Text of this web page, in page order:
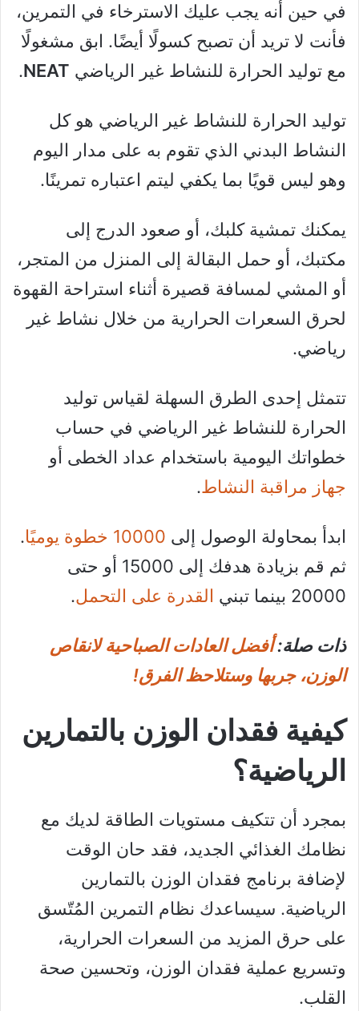
في حين أنه يجب عليك الاسترخاء في التمرين،
فأنت لا تريد أن تصبح كسولًا أيضًا. ابق مشغولًا
مع توليد الحرارة للنشاط غير الرياضي NEAT
.
توليد الحرارة للنشاط غير الرياضي هو كل
النشاط البدني الذي تقوم به على مدار اليوم
وهو ليس قويًا بما يكفي ليتم اعتباره تمرينًا.
يمكنك تمشية كلبك، أو صعود الدرج إلى
مكتبك، أو حمل البقالة إلى المنزل من المتجر،
أو المشي لمسافة قصيرة أثناء استراحة القهوة
لحرق السعرات الحرارية من خلال نشاط غير
رياضي.
تتمثل إحدى الطرق السهلة لقياس توليد
الحرارة للنشاط غير الرياضي في حساب
خطواتك اليومية باستخدام عداد الخطى أو
جهاز مراقبة النشاط.
ابدأ بمحاولة الوصول إلى 10000 خطوة يوميًا
.
ثم قم بزيادة هدفك إلى 15000 أو حتى
20000 بينما تبني
القدرة على التحمل.
ذات صلة:أفضل العادات الصباحية لانقاص
الوزن، جربها وستلاحظ الفرق!
كيفية فقدان الوزن بالتمارين
الرياضية؟
بمجرد أن تتكيف مستويات الطاقة لديك مع
نظامك الغذائي الجديد، فقد حان الوقت
لإضافة برنامج فقدان الوزن بالتمارين
الرياضية. سيساعدك نظام التمرين المُتّسق
على حرق المزيد من السعرات الحرارية،
وتسريع عملية فقدان الوزن، وتحسين صحة
القلب.